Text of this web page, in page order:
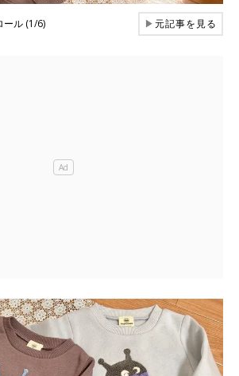
ール (1/6) ▶元記事を見る